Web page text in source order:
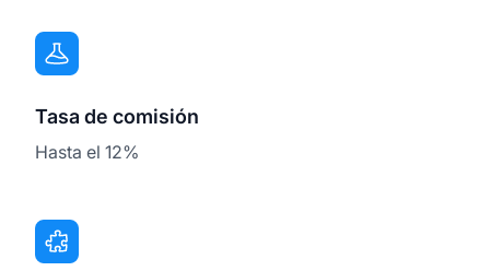
Tasa de comisión
Hasta el 12%